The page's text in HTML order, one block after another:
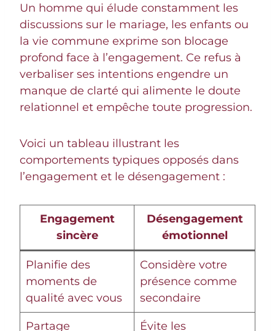
Un homme qui élude constamment les
discussions sur le mariage, les enfants ou
la vie commune exprime son blocage
profond face à l’engagement. Ce refus à
verbaliser ses intentions engendre un
manque de clarté qui alimente le doute
relationnel et empêche toute progression.
Voici un tableau illustrant les
comportements typiques opposés dans
l’engagement et le désengagement :
Engagement
sincère
Désengagement
émotionnel
Planifie des
moments de
qualité avec vous
Considère votre
présence comme
secondaire
Partage Évite les